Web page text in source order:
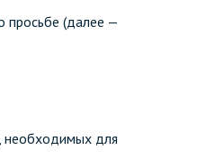
просьбе (далее —
необходимых для